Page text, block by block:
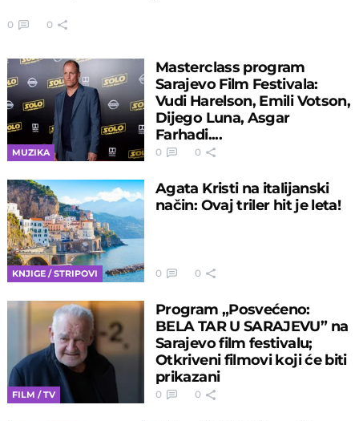
0 0
MUZIKA
Masterclass program
Sarajevo Film Festivala:
Vudi Harelson, Emili Votson,
Dijego Luna, Asgar
Farhadi....
0 0
KNJIGE / STRIPOVI
Agata Kristi na italijanski
način: Ovaj triler hit je leta!
0 0
FILM / TV
Program „Posvećeno:
BELA TAR U SARAJEVU” na
Sarajevo film festivalu;
Otkriveni filmovi koji će biti
prikazani
0 0